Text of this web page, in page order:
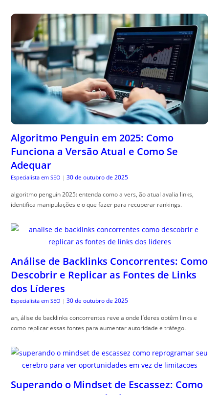
Algoritmo Penguin em 2025: Como
Funciona a Versão Atual e Como Se
Adequar
Especialista em SEO | 30 de outubro de 2025
algoritmo penguin 2025: entenda como a vers, ão atual avalia links,
identifica manipulações e o que fazer para recuperar rankings.
Análise de Backlinks Concorrentes: Como
Descobrir e Replicar as Fontes de Links
dos Líderes
Especialista em SEO | 30 de outubro de 2025
an, álise de backlinks concorrentes revela onde líderes obtêm links e
como replicar essas fontes para aumentar autoridade e tráfego.
Superando o Mindset de Escassez: Como